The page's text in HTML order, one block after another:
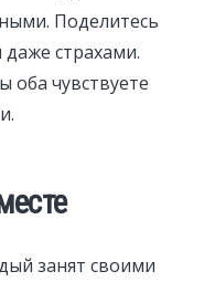
Поделитесь
страхами.
оба чувствуете
занят своими